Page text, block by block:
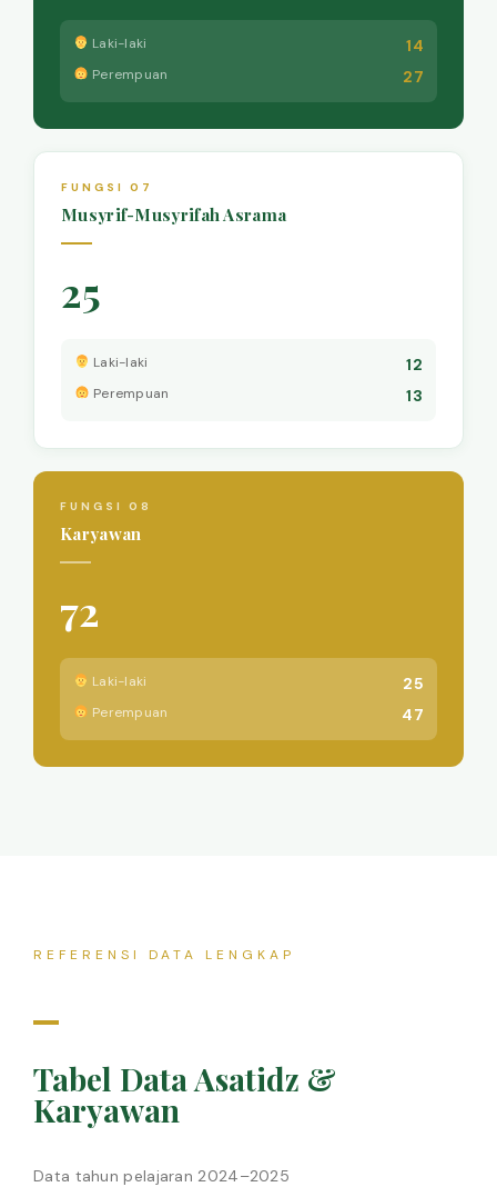
Laki-laki 14
Perempuan 27
FUNGSI 07
Musyrif-Musyrifah Asrama
25
Laki-laki 12
Perempuan 13
FUNGSI 08
Karyawan
72
Laki-laki 25
Perempuan 47
REFERENSI DATA LENGKAP
Tabel Data Asatidz &
Karyawan
Data tahun pelajaran 2024–2025